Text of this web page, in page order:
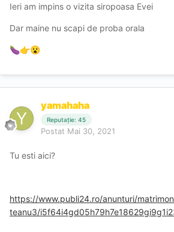
Ieri am impins o vizita siropoasa Evei
Dar maine nu scapi de proba orala
🍆👉😮
yamahaha
Reputație: 45
Postat Mai 30, 2021
Tu esti aici?
https://www.publi24.ro/anunturi/
teanu3/